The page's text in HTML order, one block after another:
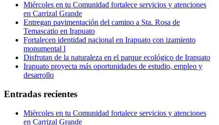
Miércoles en tu Comunidad fortalece servicios y atenciones
en Carrizal Grande
Entregan pavimentación del camino a Sta. Rosa de
Temascatio en Irapuato
Fortalecen identidad nacional en Irapuato con izamiento
monumental l
Disfrutan de la naturaleza en el parque ecológico de Irapuato
Irapuato proyecta más oportunidades de estudio, empleo y
desarrollo
Entradas recientes
Miércoles en tu Comunidad fortalece servicios y atenciones
en Carrizal Grande